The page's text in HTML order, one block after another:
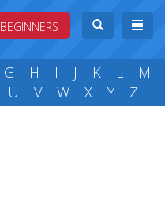
BEGINNERS
G H I J K L
M
U V W X Y Z